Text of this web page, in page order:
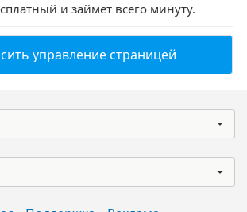
и займет всего минуту.
управление страницей